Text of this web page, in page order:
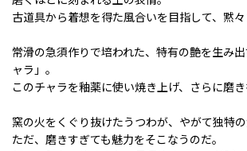
古道具から着想を得た風合いを目指して、黙々
常滑の急須作りで培われた、特有の艶を生み
ャラ」。
このチャラを釉薬に使い焼き上げ、さらに磨き
窯の火をくぐり抜けたうつわが、やがて独特の
ただ、磨きすぎても魅力をそこなうのだ。